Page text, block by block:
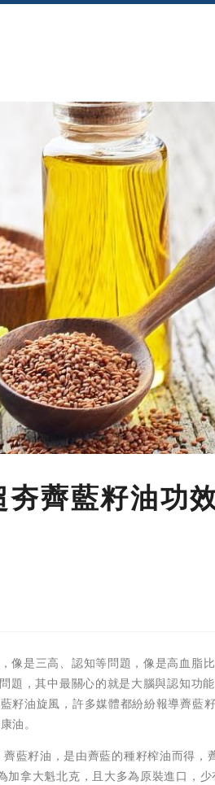
薺藍籽油功
像是三高、認知等問題，像是高血脂
題，其中最關心的就是大腦與認知
籽油旋風，許多媒體都紛紛報導薺藍
油。
藍籽油，是由薺藍的種籽榨油而得
拿大魁北克，且大多為原裝進口，